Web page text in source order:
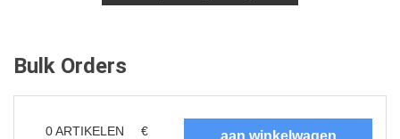
Bulk Orders
0ARTIKELEN €